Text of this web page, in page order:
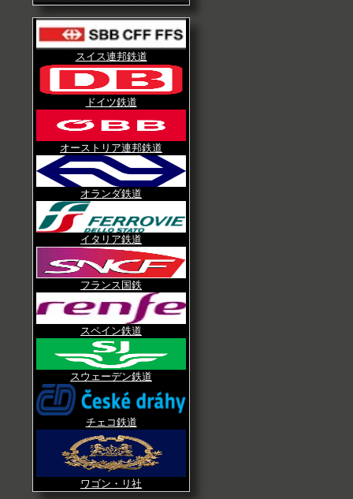
スイス連邦鉄道
ドイツ鉄道
オーストリア連邦鉄道
オランダ鉄道
イタリア鉄道
フランス国鉄
スペイン鉄道
スウェーデン鉄道
チェコ鉄道
ワゴン・リ社